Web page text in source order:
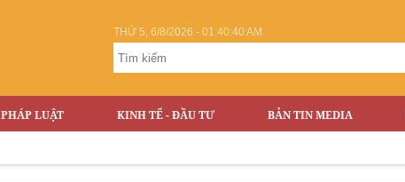
THỨ 5, 6/8/2026 - 01:40:41 AM
PHÁP LUẬT KINH TẾ - ĐẦU TƯ BẢN TIN MEDIA